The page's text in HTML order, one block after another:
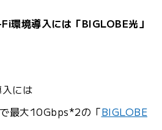
環境導入には「BIGLOBE光」
には
最大10Gbps*2の「BIGLOBE